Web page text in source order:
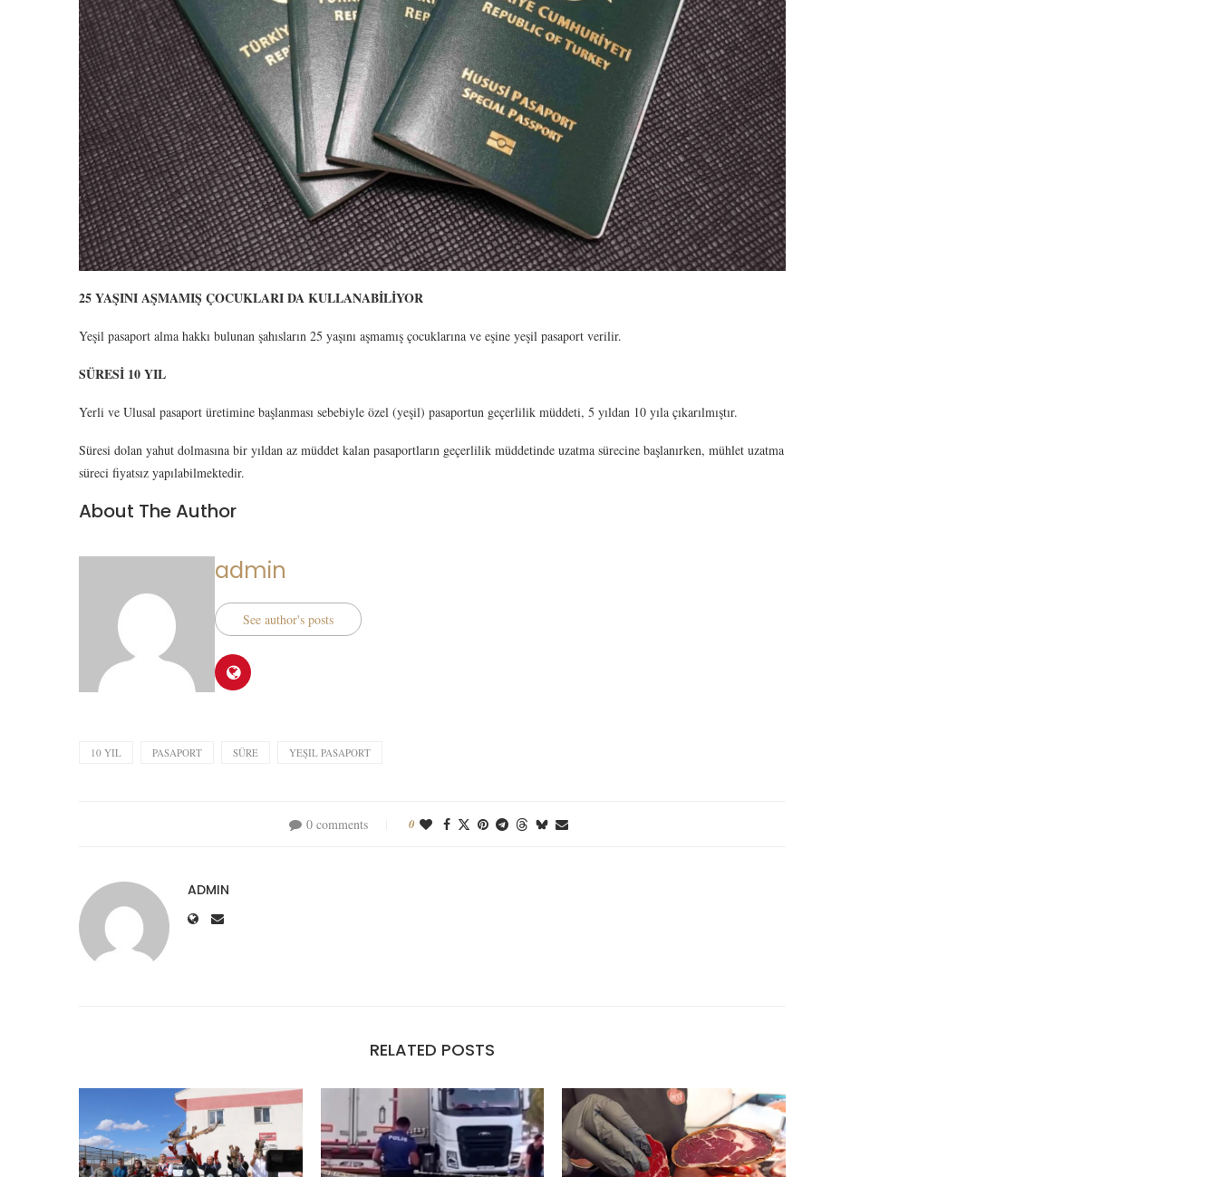
25 YAŞINI AŞMAMIŞ ÇOCUKLARI DA KULLANABİLİYOR
Yeşil pasaport alma hakkı bulunan şahısların 25 yaşını aşmamış çocuklarına ve eşine yeşil pasaport verilir.
SÜRESİ 10 YIL
Yerli ve Ulusal pasaport üretimine başlanması sebebiyle özel (yeşil) pasaportun geçerlilik müddeti, 5 yıldan 10 yıla çıkarılmıştır.
Süresi dolan yahut dolmasına bir yıldan az müddet kalan pasaportların geçerlilik müddetinde uzatma sürecine başlanırken, mühlet uzatma
süreci fiyatsız yapılabilmektedir.
About The Author
admin
See author's posts
10 YIL PASAPORT SÜRE YEŞIL PASAPORT
0 comments 0
ADMIN
RELATED POSTS